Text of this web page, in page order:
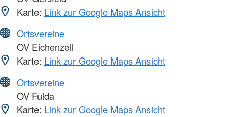
Karte: Link zur Google Maps Ansicht
Ortsvereine
OV Eichenzell
Karte: Link zur Google Maps Ansicht
Ortsvereine
OV Fulda
Karte: Link zur Google Maps Ansicht